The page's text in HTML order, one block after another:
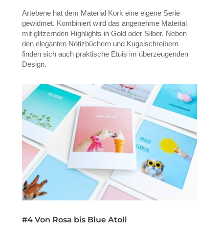
Artebene hat dem Material Kork eine eigene Serie
gewidmet. Kombiniert wird das angenehme Material
mit glitzernden Highlights in Gold oder Silber. Neben
den eleganten Notizbüchern und Kugelschreibern
finden sich auch praktische Etuis im überzeugenden
Design.
#4 Von Rosa bis Blue Atoll